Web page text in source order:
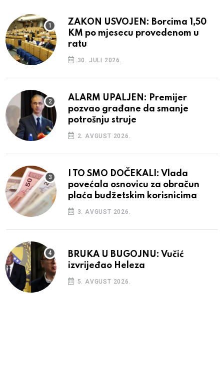
ZAKON USVOJEN: Borcima 1,50
KM po mjesecu provedenom u
ratu
30. JULI 2026.
ALARM UPALJEN: Premijer
pozvao građane da smanje
potrošnju struje
2. AVGUST 2026.
I TO SMO DOČEKALI: Vlada
povećala osnovicu za obračun
plaća budžetskim korisnicima
3. AVGUST 2026.
BRUKA U BUGOJNU: Vučić
izvrijeđao Heleza
5. AVGUST 2026.